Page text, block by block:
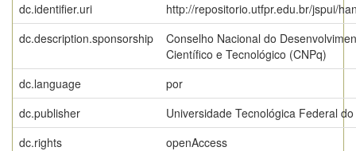
dc.identifier.uri
http://repositorio.utfpr.edu.br/jspui/
dc.description.sponsorship
Conselho Nacional do
Científico e Tecnológico (CNPq)
dc.language
por
dc.publisher
Universidade Tecnológica Federal
dc.rights
openAccess